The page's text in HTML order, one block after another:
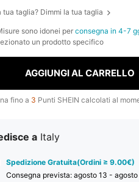
tua taglia? Dimmi la tua taglia
sono idonei perconsegna in 4-7
un prodotto specifico
AGGIUNGI AL CARRELLO
fino a 3 Punti SHEIN calcolati al
a Italy
Spedizione Gratuita(Ordini ≥ 9.00€)
Consegna prevista: agosto 13 - agosto